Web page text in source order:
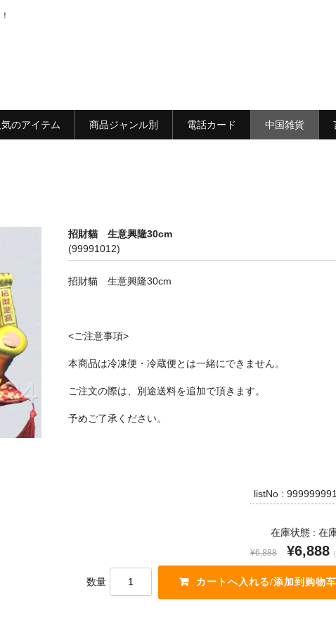
気のアイテム 商品ジャンル別 電話カード 中国雑貨
招財貓 生意興隆30cm
(99991012)
招財貓 生意興隆30cm
<ご注意事項>
本商品は冷凍便・冷蔵便とは一緒にできません。
ご注文の際は、別途送料を追加で頂きます。
予めご了承ください。
listNo :
在庫状態 : 在
¥6,888 ¥6,888
数量